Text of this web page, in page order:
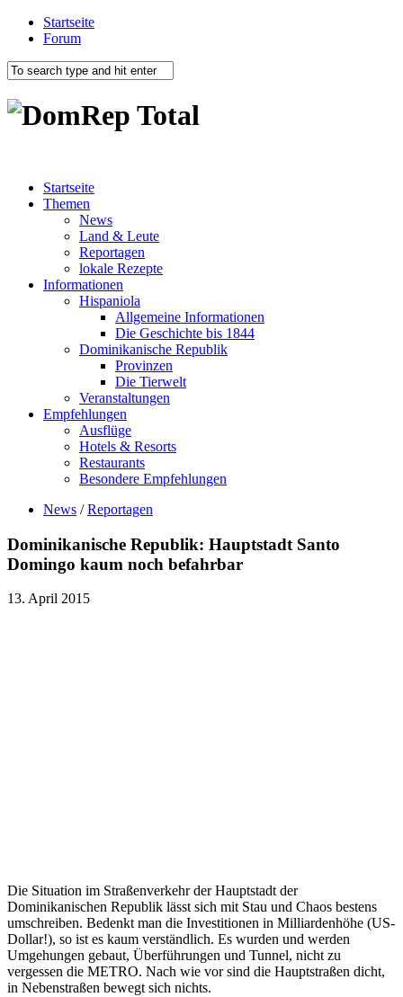
Startseite
Forum
Startseite
Themen
News
Land & Leute
Reportagen
lokale Rezepte
Informationen
Hispaniola
Allgemeine Informationen
Die Geschichte bis 1844
Dominikanische Republik
Provinzen
Die Tierwelt
Veranstaltungen
Empfehlungen
Ausflüge
Hotels & Resorts
Restaurants
Besondere Empfehlungen
News / Reportagen
Dominikanische Republik: Hauptstadt Santo
Domingo kaum noch befahrbar
13. April 2015
Die Situation im Straßenverkehr der Hauptstadt der
Dominikanischen Republik lässt sich mit Stau und Chaos bestens
umschreiben. Bedenkt man die Investitionen in Milliardenhöhe (US-
Dollar!), so ist es kaum verständlich. Es wurden und werden
Umgehungen gebaut, Überführungen und Tunnel, nicht zu
vergessen die METRO. Nach wie vor sind die Hauptstraßen dicht,
in Nebenstraßen bewegt sich nichts.